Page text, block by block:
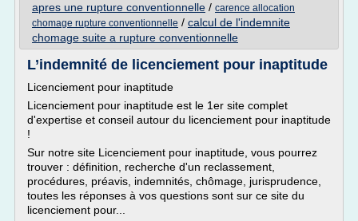
apres une rupture conventionnelle / carence allocation
chomage rupture conventionnelle / calcul de l'indemnite
chomage suite a rupture conventionnelle
L’indemnité de licenciement pour inaptitude
Licenciement pour inaptitude
Licenciement pour inaptitude est le 1er site complet
d'expertise et conseil autour du licenciement pour inaptitude
!
Sur notre site Licenciement pour inaptitude, vous pourrez
trouver : définition, recherche d'un reclassement,
procédures, préavis, indemnités, chômage, jurisprudence,
toutes les réponses à vos questions sont sur ce site du
licenciement pour...